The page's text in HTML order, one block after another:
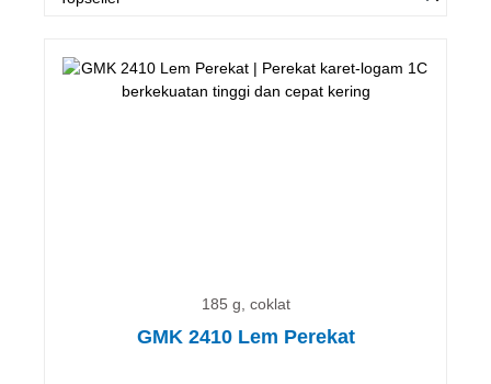
185 g, coklat
GMK 2410 Lem Perekat